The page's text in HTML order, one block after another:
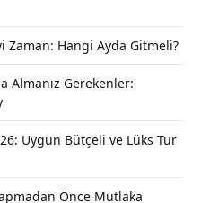
Zaman: Hangi Ayda Gitmeli?
Almanız Gerekenler:
Uygun Bütçeli ve Lüks Tur
Önce Mutlaka